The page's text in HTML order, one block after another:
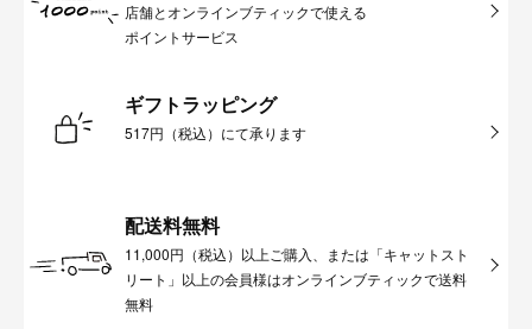
店舗とオンラインブティックで使える
ポイントサービス
ギフトラッピング
517円（税込）にて承ります
配送料無料
11,000円（税込）以上ご購入、または「キャットスト
リート」以上の会員様はオンラインブティックで送料
無料